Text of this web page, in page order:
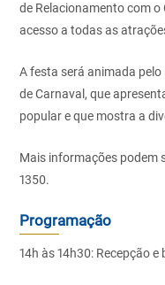
de Relacionamento com o
acesso a todas as
A festa será animada
de Carnaval, que
popular e que mostra a
Mais informações podem
1350.
Programação
14h às 14h30: Recepção e